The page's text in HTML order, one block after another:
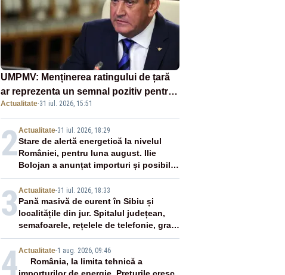
UMPMV: Menținerea ratingului de țară
ar reprezenta un semnal pozitiv pentru
România. Autoritățile trebuie să
continue consolidarea stabilității
economice și financiare
Actualitate·31 iul. 2026, 15:51
2Actualitate-31 iul. 2026, 18:29
Stare de alertă energetică la nivelul
României, pentru luna august. Ilie
Bolojan a anunțat importuri și posibile
restricții – VIDEO
3 Actualitate-31 iul. 2026, 18:33
Pană masivă de curent în Sibiu și
localitățile din jur. Spitalul județean,
semafoarele, rețelele de telefonie, grav
afectate
4Actualitate-1 aug. 2026, 09:46
România, la limita tehnică a